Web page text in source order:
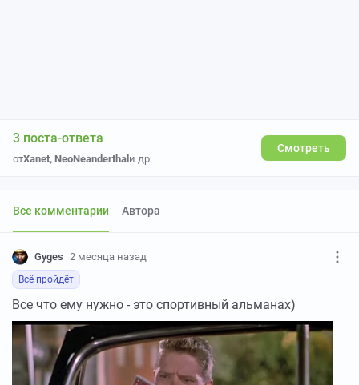
3 поста-ответа
отXanet, NeoNeanderthal и др.
Смотреть
Все комментарии Автора
Gyges 2 месяца назад
Всё пройдёт
Все что ему нужно - это спортивный альманах)